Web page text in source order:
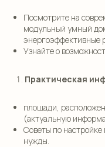
Посмотрите на
модульный умный
энергоэффективные
Узнайте о
Практическая
площади,
(актуальную
Советы по
нужды.